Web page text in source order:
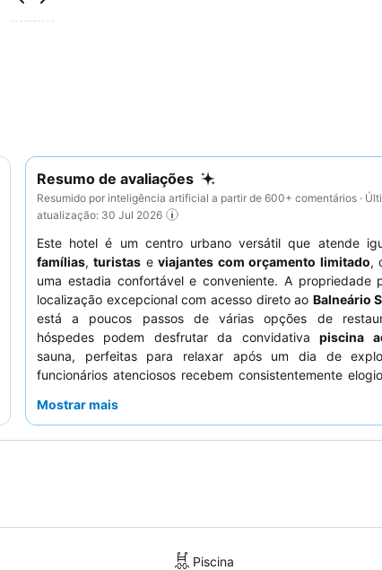
Resumo de avaliações
Resumido por inteligência artificial a partir de 600+ comentários ·
atualização: 30 Jul 2026
Este hotel é um centro urbano versátil que atende
famílias,turistas eviajantes com orçamento limitado,
uma estadia confortável e conveniente. A propriedade
localização excepcional com acesso direto ao Balneário
está a poucos passos de várias opções de
hóspedes podem desfrutar da convidativapiscina
sauna, perfeitas para relaxar após um dia de
funcionários atenciosos recebem consistentemente
pequeno-almoço
Mostrar mais
Piscina